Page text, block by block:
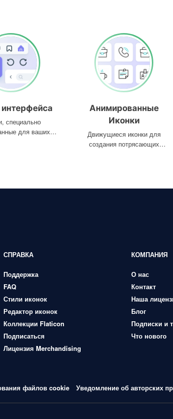
интерфейса
специально
для ваших
Анимированные
Иконки
Движущиеся иконки для
создания потрясающих
СПРАВКА
Поддержка
FAQ
Стили иконок
Редактор иконок
Коллекции Flaticon
Подписаться
Лицензия Merchandising
КОМПАНИЯ
О нас
Контакт
Наша
Блог
Подписки и
Что нового
файлов cookie Уведомление об авторских